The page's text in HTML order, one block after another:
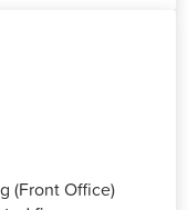
(Front Office)